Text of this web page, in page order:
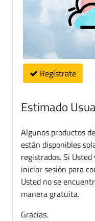
Regístrate
Estimado
Algunos productos
están disponibles
registrados. Si
iniciar sesión para
Usted no se
manera gratuita.
Gracias.